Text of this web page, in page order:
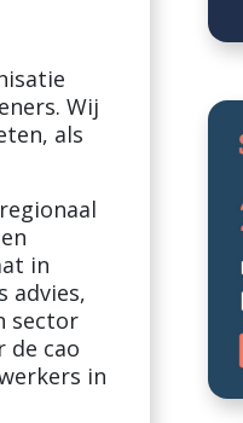
Wij
als
in
advies,
sector
de cao
in